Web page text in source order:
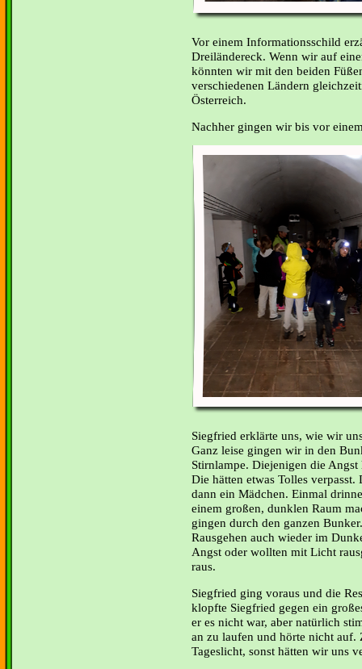
Vor einem Informationsschild
Dreiländereck. Wenn wir auf
könnten wir mit den beiden
verschiedenen Ländern
Österreich.
Nachher gingen wir bis vor
Siegfried erklärte uns, wie wir
Ganz leise gingen wir in den
Stirnlampe. Diejenigen die
Die hätten etwas Tolles
dann ein Mädchen. Einmal
einem großen, dunklen Raum
gingen durch den ganzen
Rausgehen auch wieder im
Angst oder wollten mit Licht
raus.
Siegfried ging voraus und die
klopfte Siegfried gegen ein
er es nicht war, aber natürlich
an zu laufen und hörte nicht auf.
Tageslicht, sonst hätten wir uns